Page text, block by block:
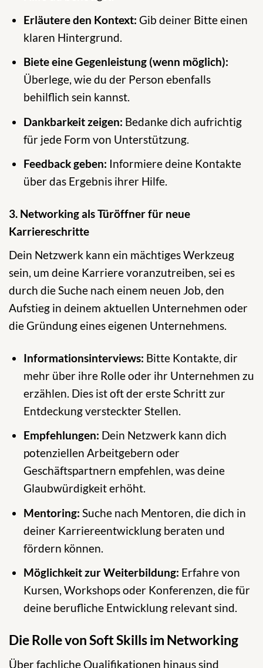
Erläutere den Kontext: Gib deiner Bitte einen
klaren Hintergrund.
Biete eine Gegenleistung (wenn möglich):
Überlege, wie du der Person ebenfalls
behilflich sein kannst.
Dankbarkeit zeigen: Bedanke dich aufrichtig
für jede Form von Unterstützung.
Feedback geben: Informiere deine Kontakte
über das Ergebnis ihrer Hilfe.
3. Networking als Türöffner für neue
Karriereschritte
Dein Netzwerk kann ein mächtiges Werkzeug
sein, um deine Karriere voranzutreiben, sei es
durch die Suche nach einem neuen Job, den
Aufstieg in deinem aktuellen Unternehmen oder
die Gründung eines eigenen Unternehmens.
Informationsinterviews: Bitte Kontakte, dir
mehr über ihre Rolle oder ihr Unternehmen zu
erzählen. Dies ist oft der erste Schritt zur
Entdeckung versteckter Stellen.
Empfehlungen: Dein Netzwerk kann dich
potenziellen Arbeitgebern oder
Geschäftspartnern empfehlen, was deine
Glaubwürdigkeit erhöht.
Mentoring: Suche nach Mentoren, die dich in
deiner Karriereentwicklung beraten und
fördern können.
Möglichkeit zur Weiterbildung: Erfahre von
Kursen, Workshops oder Konferenzen, die für
deine berufliche Entwicklung relevant sind.
Die Rolle von Soft Skills im Networking
Über fachliche Qualifikationen hinaus sind